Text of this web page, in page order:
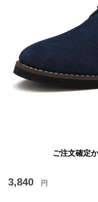
ご注文確定
3,840 円